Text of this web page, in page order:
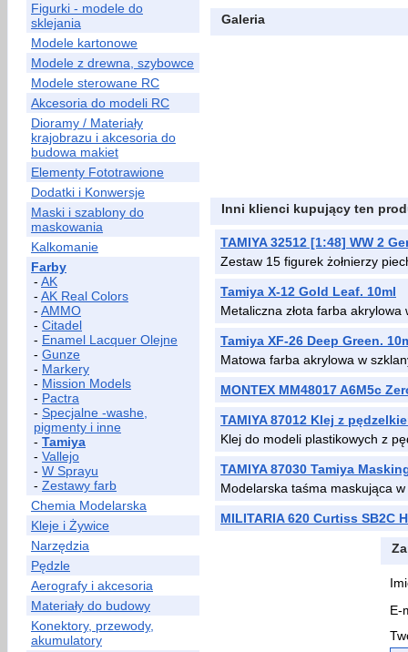
Figurki - modele do
sklejania
Modele kartonowe
Modele z drewna, szybowce
Modele sterowane RC
Akcesoria do modeli RC
Dioramy / Materiały
krajobrazu i akcesoria do
budowa makiet
Elementy Fototrawione
Dodatki i Konwersje
Maski i szablony do
maskowania
Kalkomanie
Farby
- AK
- AK Real Colors
- AMMO
- Citadel
- Enamel Lacquer Olejne
- Gunze
- Markery
- Mission Models
- Pactra
- Specjalne -washe,
pigmenty i inne
- Tamiya
- Vallejo
- W Sprayu
- Zestawy farb
Chemia Modelarska
Kleje i Żywice
Narzędzia
Pędzle
Aerografy i akcesoria
Materiały do budowy
Konektory, przewody,
akumulatory
Galeria
Inni klienci kupujący ten
TAMIYA 32512 [1:48] WW 2
Zestaw 15 figurek żołnierzy
Tamiya X-12 Gold Leaf. 10ml
Metaliczna złota farba
Tamiya XF-26 Deep Green.
Matowa farba akrylowa w
MONTEX MM48017 A6M5c
TAMIYA 87012 Klej z
Klej do modeli plastikowych z
TAMIYA 87030 Tamiya
Modelarska taśma maskująca
MILITARIA 620 Curtiss SB2C
E-